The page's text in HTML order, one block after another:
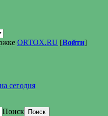
ORTOX.RU [Войти]
сегодня
Поиск